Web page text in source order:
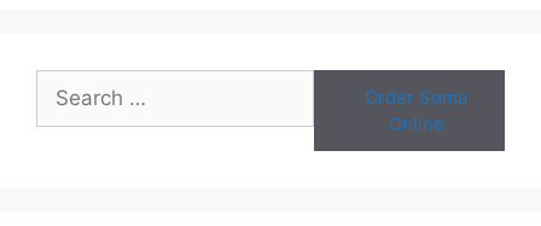
Search
for:
Order Soma
Online